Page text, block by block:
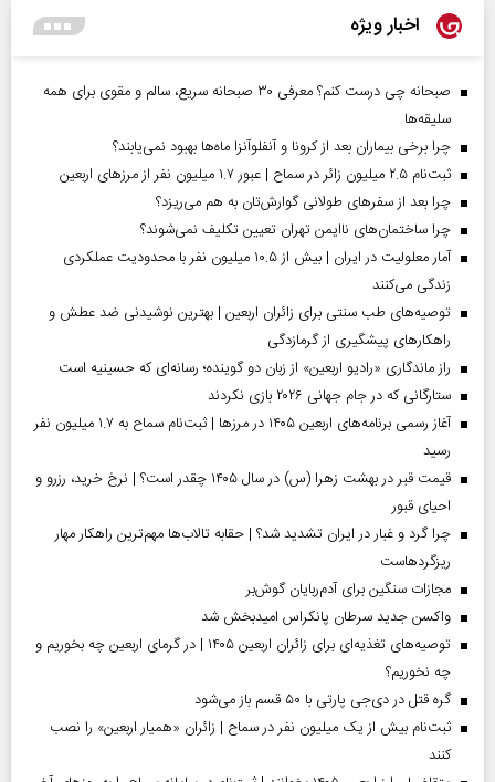
اخبار ویژه
صبحانه چی درست کنم؟ معرفی ۳۰ صبحانه سریع، سالم و مقوی برای همه
سلیقه‌ها
چرا برخی بیماران بعد از کرونا و آنفلوآنزا ماه‌ها بهبود نمی‌یابند؟
ثبت‌نام ۲.۵ میلیون زائر در سماح | عبور ۱.۷ میلیون نفر از مرز‌های اربعین
چرا بعد از سفرهای طولانی گوارش‌تان به هم می‌ریزد؟
چرا ساختمان‌های ناایمن تهران تعیین تکلیف نمی‌شوند؟
آمار معلولیت در ایران | بیش از ۱۰.۵ میلیون نفر با محدودیت عملکردی
زندگی می‌کنند
توصیه‌های طب سنتی برای زائران اربعین | بهترین نوشیدنی ضد عطش و
راهکارهای پیشگیری از گرمازدگی
راز ماندگاری «رادیو اربعین» از زبان دو گوینده؛ رسانه‌ای که حسینیه است
ستارگانی که در جام جهانی ۲۰۲۶ بازی نکردند
آغاز رسمی برنامه‌های اربعین ۱۴۰۵ در مرز‌ها | ثبت‌نام سماح به ۱.۷ میلیون نفر
رسید
قیمت قبر در بهشت زهرا (س) در سال ۱۴۰۵ چقدر است؟ | نرخ خرید، رزرو و
احیای قبور
چرا گرد و غبار در ایران تشدید شد؟ | حقابه تالاب‌ها مهم‌ترین راهکار مهار
ریزگردهاست
مجازات سنگین برای آدم‌ربایان گوش‌بر
واکسن جدید سرطان پانکراس امیدبخش شد
توصیه‌های تغذیه‌ای برای زائران اربعین ۱۴۰۵ | در گرمای اربعین چه بخوریم و
چه نخوریم؟
گره قتل در دی‌جی پارتی با ۵۰ قسم باز می‌شود
ثبت‌نام بیش از یک میلیون نفر در سماح | زائران «همیار اربعین» را نصب
کنند